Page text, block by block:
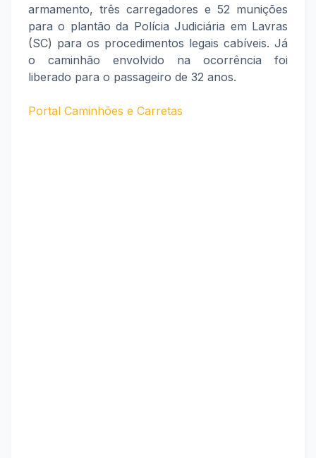
armamento, três carregadores e 52 munições
para o plantão da Polícia Judiciária em Lavras
(SC) para os procedimentos legais cabíveis. Já
o caminhão envolvido na ocorrência foi
liberado para o passageiro de 32 anos.
Portal Caminhões e Carretas